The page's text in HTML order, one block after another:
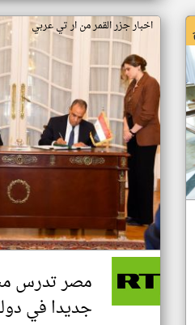
اخبار جزر القمر من ار تي عربي
مصر تدرس
جديدا في